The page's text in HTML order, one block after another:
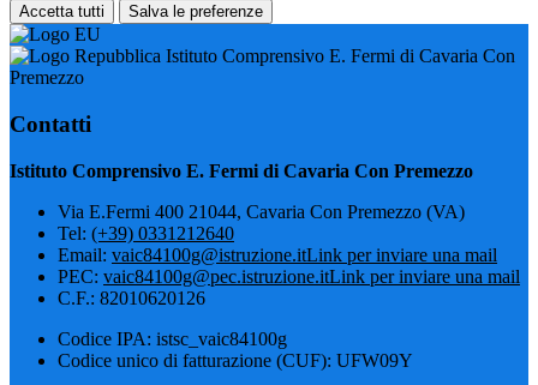
Accetta tutti Salva le preferenze
Istituto Comprensivo E. Fermi di Cavaria Con
Premezzo
Contatti
Istituto Comprensivo E. Fermi di Cavaria Con Premezzo
Via E.Fermi 400 21044, Cavaria Con Premezzo (VA)
Tel: (+39) 0331212640
Email: vaic84100g@istruzione.itLink per inviare una mail
PEC: vaic84100g@pec.istruzione.itLink per inviare una mail
C.F.: 82010620126
Codice IPA: istsc_vaic84100g
Codice unico di fatturazione (CUF): UFW09Y